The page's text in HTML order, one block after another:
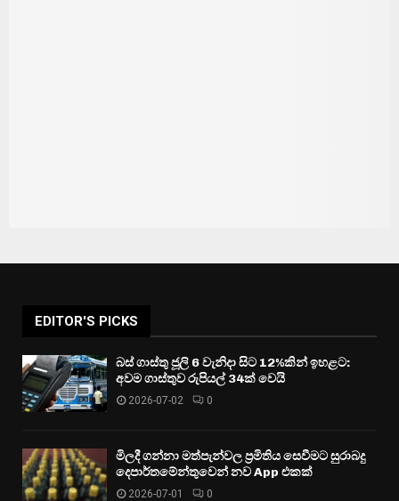
EDITOR'S PICKS
බස් ගාස්තු ජූලි 6 වැනිදා සිට 12%කින් ඉහළට:
අවම ගාස්තුව රුපියල් 34ක් වෙයි
2026-07-02 0
මිලදී ගන්නා මත්පැන්වල ප්‍රමිතිය සෙවීමට සුරාබදු
දෙපාර්තමේන්තුවෙන් නව App එකක්
2026-07-01 0